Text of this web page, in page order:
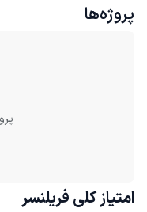
پروژه‌ها
امتیاز کلی فریلنسر